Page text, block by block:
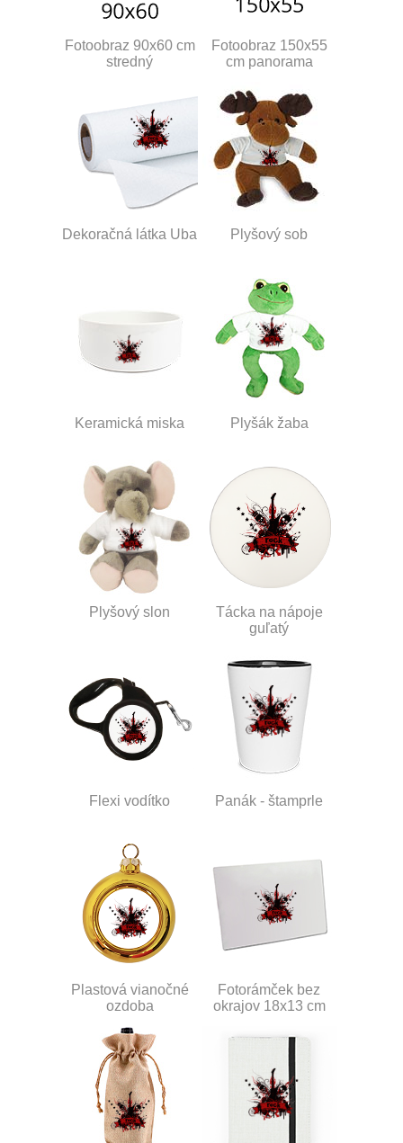
Fotoobraz 90x60 cm
stredný
Fotoobraz 150x55
cm panorama
Dekoračná látka Uba Plyšový sob
Keramická miska Plyšák žaba
Plyšový slon
Tácka na nápoje
guľatý
Flexi vodítko Panák - štamprle
Plastová vianočné
ozdoba
Fotorámček bez
okrajov 18x13 cm